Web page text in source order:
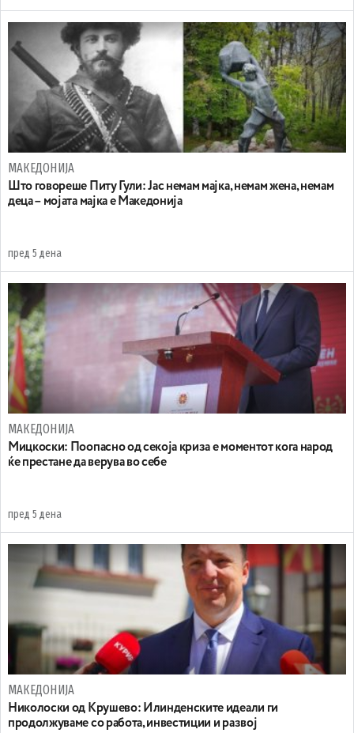
МАКЕДОНИЈА
Што говореше Питу Гули: Јас немам мајка, немам жена, немам
деца – мојата мајка е Македонија
пред 5 дена
МАКЕДОНИЈА
Мицкоски: Поопасно од секоја криза е моментот кога народ
ќе престане да верува во себе
пред 5 дена
МАКЕДОНИЈА
Николоски од Крушево: Илинденските идеали ги
продолжуваме со работа, инвестиции и развој